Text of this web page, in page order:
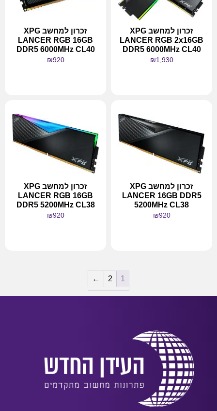
זכרון למחשב XPG
LANCER RGB 2x16GB
DDR5 6000MHz CL40
₪1,930
זכרון למחשב XPG
LANCER RGB 16GB
DDR5 6000MHz CL40
₪920
זכרון למחשב XPG
LANCER 16GB DDR5
5200MHz CL38
₪920
זכרון למחשב XPG
LANCER RGB 16GB
DDR5 5200MHz CL38
₪920
1
2
←